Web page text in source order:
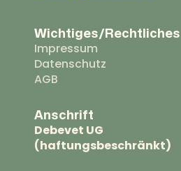
Wichtiges/Rechtliches
Impressum
Datenschutz
AGB
Anschrift
Debevet UG
(haftungsbeschränkt)